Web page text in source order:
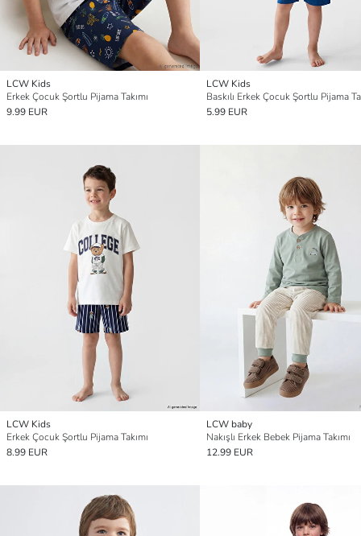
LCW Kids
Erkek Çocuk Şortlu Pijama Takımı
9.99 EUR
LCW Kids
Baskılı Erkek Çocuk Şortlu Pijama
5.99 EUR
LCW Kids
Erkek Çocuk Şortlu Pijama Takımı
8.99 EUR
LCW baby
Nakışlı Erkek Bebek Pijama Takımı
12.99 EUR